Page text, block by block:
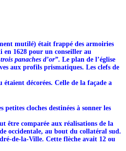
mutilé) était frappé des armoiries
1628 pour un conseiller au
panaches d’or”. Le plan de l’église
aux profils prismatiques. Les clefs de
décorées. Celle de la façade a
cloches destinées à sonner les
être comparée aux réalisations de la
occidentale, au bout du collatéral sud.
de-la-Ville. Cette flèche avait 12 ou